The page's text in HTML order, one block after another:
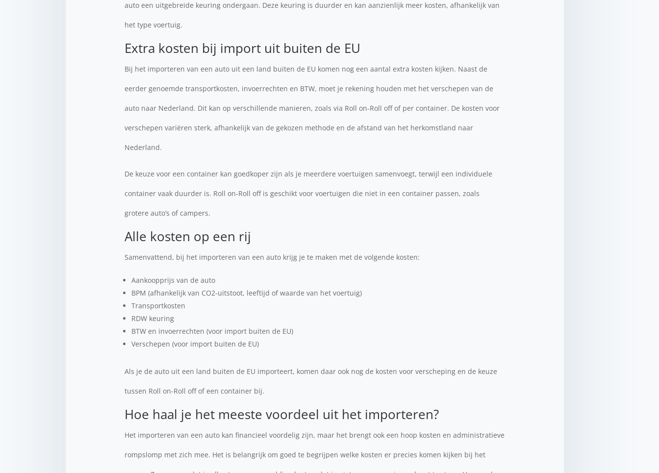
auto een uitgebreide keuring ondergaan. Deze keuring is duurder en kan aanzienlijk meer kosten, afhankelijk van
het type voertuig.
Extra kosten bij import uit buiten de EU
Bij het importeren van een auto uit een land buiten de EU komen nog een aantal extra kosten kijken. Naast de
eerder genoemde transportkosten, invoerrechten en BTW, moet je rekening houden met het verschepen van de
auto naar Nederland. Dit kan op verschillende manieren, zoals via Roll on-Roll off of per container. De kosten voor
verschepen variëren sterk, afhankelijk van de gekozen methode en de afstand van het herkomstland naar
Nederland.
De keuze voor een container kan goedkoper zijn als je meerdere voertuigen samenvoegt, terwijl een individuele
container vaak duurder is. Roll on-Roll off is geschikt voor voertuigen die niet in een container passen, zoals
grotere auto’s of campers.
Alle kosten op een rij
Samenvattend, bij het importeren van een auto krijg je te maken met de volgende kosten:
Aankoopprijs van de auto
BPM (afhankelijk van CO2-uitstoot, leeftijd of waarde van het voertuig)
Transportkosten
RDW keuring
BTW en invoerrechten (voor import buiten de EU)
Verschepen (voor import buiten de EU)
Als je de auto uit een land buiten de EU importeert, komen daar ook nog de kosten voor verscheping en de keuze
tussen Roll on-Roll off of een container bij.
Hoe haal je het meeste voordeel uit het importeren?
Het importeren van een auto kan financieel voordelig zijn, maar het brengt ook een hoop kosten en administratieve
rompslomp met zich mee. Het is belangrijk om goed te begrijpen welke kosten er precies komen kijken bij het